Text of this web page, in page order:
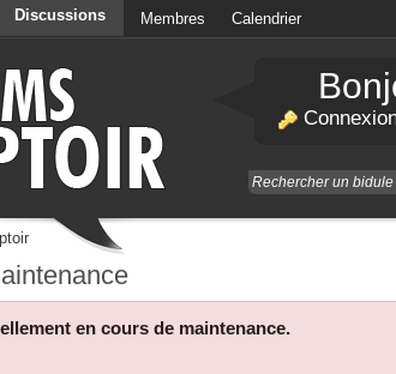
Discussions Membres Calendrier
en cours de maintenance.